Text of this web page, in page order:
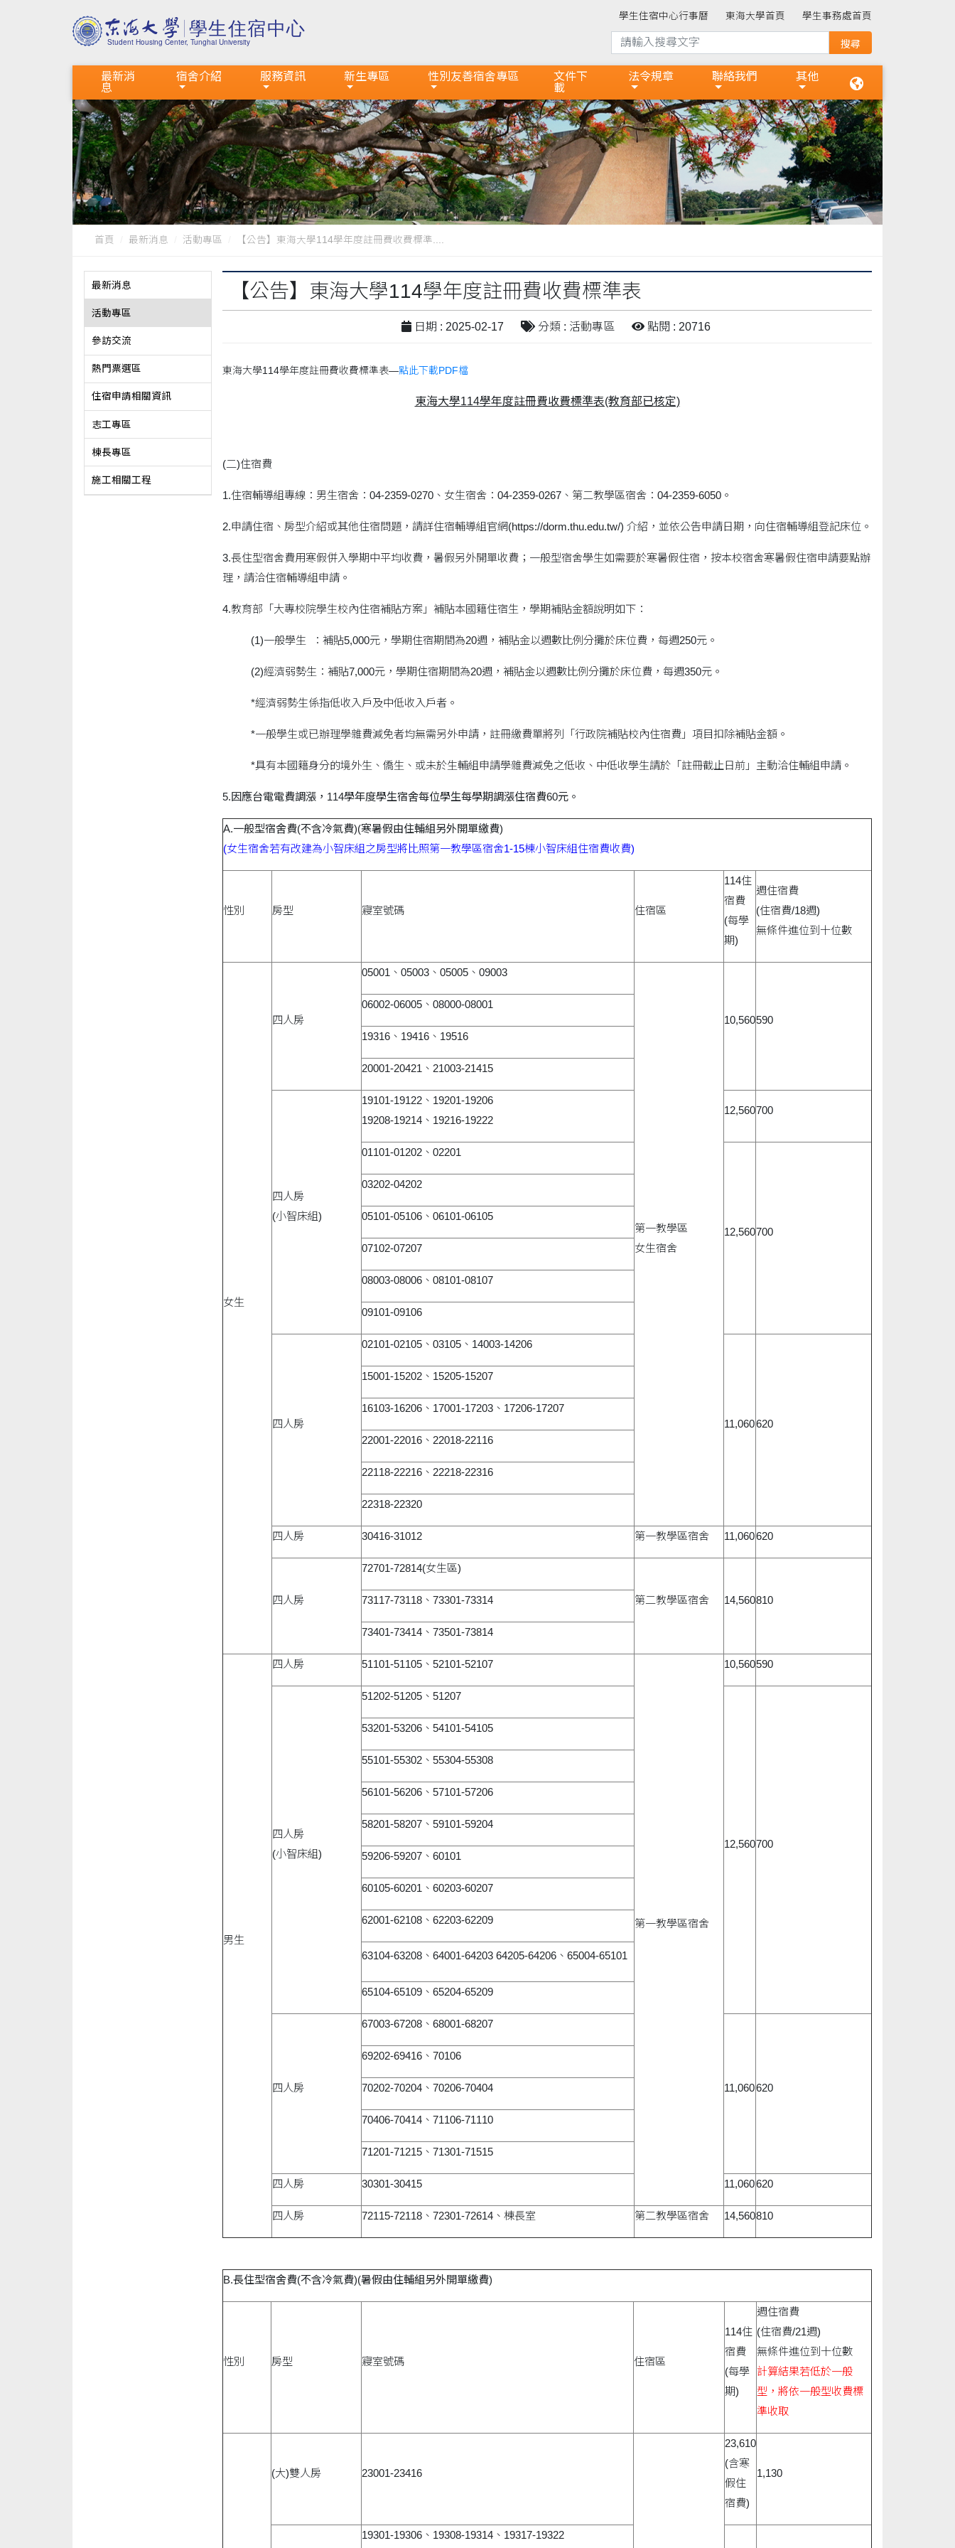
學生住宿中心行事曆 東海大學首頁 學生事務處首頁
最新消
息
宿舍介紹 服務資訊 新生專區 性別友善宿舍專區
文件下
載
法令規章 聯絡我們 其他
首頁 最新消息 活動專區 【公告】東海大學114學年度註冊費收費標準....
最新消息
活動專區
參訪交流
熱門票選區
住宿申請相關資訊
志工專區
棟長專區
施工相關工程
【公告】東海大學114學年度註冊費收費標準表
日期 : 2025-02-17 分類 : 活動專區 點閱 : 20716
東海大學114學年度註冊費收費標準表—點此下載PDF檔
東海大學114學年度註冊費收費標準表(教育部已核定)
(二)住宿費
1.住宿輔導組專線：男生宿舍：04-2359-0270、女生宿舍：04-2359-0267、第二教學區宿舍：04-2359-6050。
2.申請住宿、房型介紹或其他住宿問題，請詳住宿輔導組官網(https://dorm.thu.edu.tw/) 介紹，並依公告申請日期，向住宿輔導組登記床位。
3.長住型宿舍費用寒假併入學期中平均收費，暑假另外開單收費；一般型宿舍學生如需要於寒暑假住宿，按本校宿舍寒暑假住宿申請要點辦
理，請洽住宿輔導組申請。
4.教育部「大專校院學生校內住宿補貼方案」補貼本國籍住宿生，學期補貼金額說明如下：
(1)一般學生 ：補貼5,000元，學期住宿期間為20週，補貼金以週數比例分攤於床位費，每週250元。
(2)經濟弱勢生：補貼7,000元，學期住宿期間為20週，補貼金以週數比例分攤於床位費，每週350元。
*經濟弱勢生係指低收入戶及中低收入戶者。
*一般學生或已辦理學雜費減免者均無需另外申請，註冊繳費單將列「行政院補貼校內住宿費」項目扣除補貼金額。
*具有本國籍身分的境外生、僑生、或未於生輔組申請學雜費減免之低收、中低收學生請於「註冊截止日前」主動洽住輔組申請。
5.因應台電電費調漲，114學年度學生宿舍每位學生每學期調漲住宿費60元。
A.一般型宿舍費(不含冷氣費)(寒暑假由住輔組另外開單繳費)
(女生宿舍若有改建為小智床組之房型將比照第一教學區宿舍1-15棟小智床組住宿費收費)
性別 房型 寢室號碼 住宿區
114住
宿費
(每學
期)
週住宿費
(住宿費/18週)
無條件進位到十位數
女生
四人房
05001、05003、05005、09003
第一教學區
女生宿舍
10,560590
06002-06005、08000-08001
19316、19416、19516
20001-20421、21003-21415
四人房
(小智床組)
19101-19122、19201-19206
19208-19214、19216-19222
12,560700
01101-01202、02201
12,560700
03202-04202
05101-05106、06101-06105
07102-07207
08003-08006、08101-08107
09101-09106
四人房
02101-02105、03105、14003-14206
11,060620
15001-15202、15205-15207
16103-16206、17001-17203、17206-17207
22001-22016、22018-22116
22118-22216、22218-22316
22318-22320
四人房 30416-31012 第一教學區宿舍 11,060620
四人房
72701-72814(女生區)
第二教學區宿舍 14,560810
73117-73118、73301-73314
73401-73414、73501-73814
男生
四人房 51101-51105、52101-52107
第一教學區宿舍
10,560590
四人房
(小智床組)
51202-51205、51207
12,560700
53201-53206、54101-54105
55101-55302、55304-55308
56101-56206、57101-57206
58201-58207、59101-59204
59206-59207、60101
60105-60201、60203-60207
62001-62108、62203-62209
63104-63208、64001-64203 64205-64206、65004-65101
65104-65109、65204-65209
四人房
67003-67208、68001-68207
11,060620
69202-69416、70106
70202-70204、70206-70404
70406-70414、71106-71110
71201-71215、71301-71515
四人房 30301-30415 11,060620
四人房 72115-72118、72301-72614、棟長室 第二教學區宿舍 14,560810
B.長住型宿舍費(不含冷氣費)(暑假由住輔組另外開單繳費)
性別 房型 寢室號碼 住宿區
114住
宿費
(每學
期)
週住宿費
(住宿費/21週)
無條件進位到十位數
計算結果若低於一般
型，將依一般型收費標
準收取
(大)雙人房 23001-23416
23,610
(含寒
假住
宿費)
1,130
19301-19306、19308-19314、19317-19322